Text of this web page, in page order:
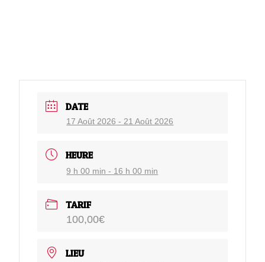
DATE
17 Août 2026 - 21 Août 2026
HEURE
9 h 00 min - 16 h 00 min
TARIF
100,00€
LIEU